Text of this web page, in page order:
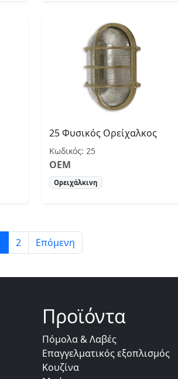
25 Φυσικός Ορείχαλκος
Κωδικός: 25
OEM
Ορειχάλκινη
2 Επόμενη
Προϊόντα
Πόμολα & Λαβές
Επαγγελματικός εξοπλισμός
Κουζίνα